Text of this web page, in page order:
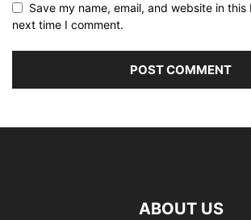
Save my name, email, and website in
next time I comment.
ABOUT US